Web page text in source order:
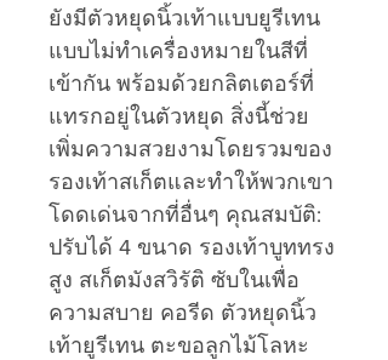
ยังมีตัวหยุดนิ้วเท้าแบบยูรีเทน
แบบไม่ทำเครื่องหมายในสีที่
เข้ากัน พร้อมด้วยกลิตเตอร์ที่
แทรกอยู่ในตัวหยุด สิ่งนี้ช่วย
เพิ่มความสวยงามโดยรวมของ
รองเท้าสเก็ตและทำให้พวกเขา
โดดเด่นจากที่อื่นๆ คุณสมบัติ:
ปรับได้ 4 ขนาด รองเท้าบูททรง
สูง สเก็ตมังสวิรัติ ซับในเพื่อ
ความสบาย คอรีด ตัวหยุดนิ้ว
เท้ายูรีเทน ตะขอลูกไม้โลหะ